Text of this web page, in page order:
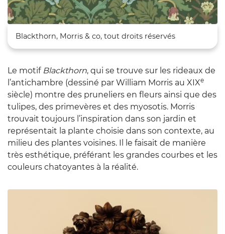
Blackthorn, Morris & co, tout droits réservés
Le motif Blackthorn, qui se trouve sur les rideaux de
l’antichambre (dessiné par William Morris au XIXe
siècle) montre des pruneliers en fleurs ainsi que des
tulipes, des primevères et des myosotis. Morris
trouvait toujours l’inspiration dans son jardin et
représentait la plante choisie dans son contexte, au
milieu des plantes voisines. Il le faisait de manière
très esthétique, préférant les grandes courbes et les
couleurs chatoyantes à la réalité.